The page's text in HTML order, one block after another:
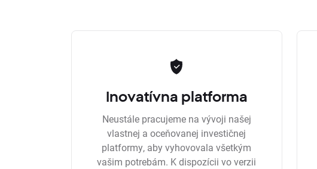
Inovatívna platforma
Neustále pracujeme na vývoji našej
vlastnej a oceňovanej investičnej
platformy, aby vyhovovala všetkým
vašim potrebám. K dispozícii vo verzii